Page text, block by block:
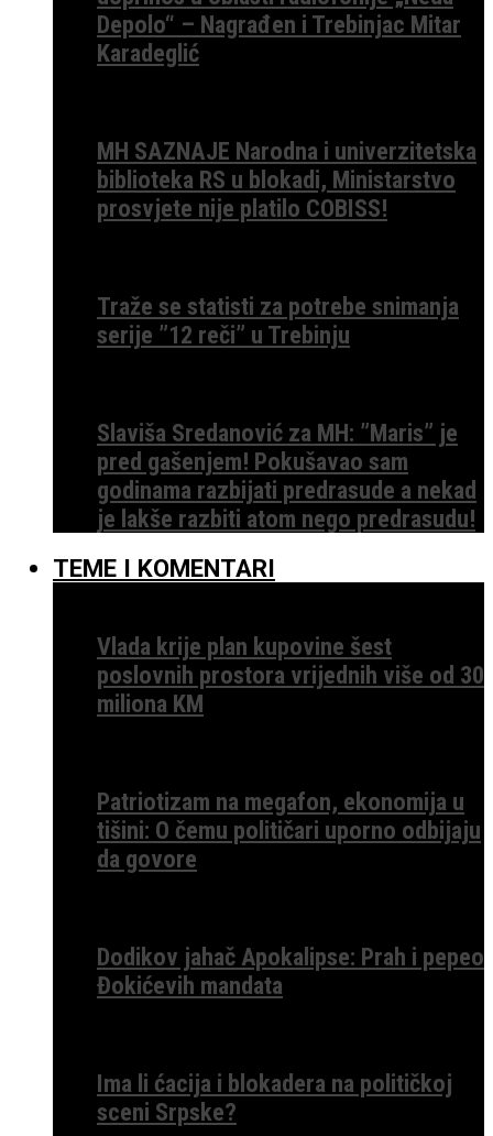
Depolo“ – Nagrađen i Trebinjac Mitar
Karadeglić
MH SAZNAJE Narodna i univerzitetska
biblioteka RS u blokadi, Ministarstvo
prosvjete nije platilo COBISS!
Traže se statisti za potrebe snimanja
serije ”12 reči” u Trebinju
Slaviša Sredanović za MH: ”Maris” je
pred gašenjem! Pokušavao sam
godinama razbijati predrasude a nekad
je lakše razbiti atom nego predrasudu!
TEME I KOMENTARI
Vlada krije plan kupovine šest
poslovnih prostora vrijednih više od 30
miliona KM
Patriotizam na megafon, ekonomija u
tišini: O čemu političari uporno odbijaju
da govore
Dodikov jahač Apokalipse: Prah i pepeo
Đokićevih mandata
Ima li ćacija i blokadera na političkoj
sceni Srpske?